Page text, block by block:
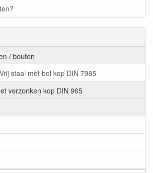
/ bouten
staal met bol kop DIN 7985
verzonken kop DIN 965